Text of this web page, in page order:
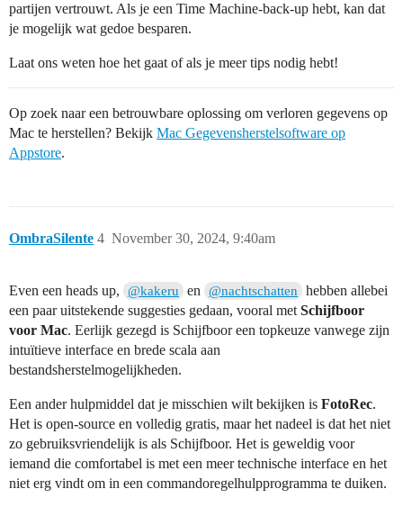
partijen vertrouwt. Als je een Time Machine-back-up hebt, kan dat
je mogelijk wat gedoe besparen.
Laat ons weten hoe het gaat of als je meer tips nodig hebt!
Op zoek naar een betrouwbare oplossing om verloren gegevens op
Mac te herstellen? Bekijk Mac Gegevensherstelsoftware op
Appstore.
OmbraSilente November 30, 2024, 9:40am
4
Even een heads up, @kakeru en @nachtschatten
hebben allebei
een paar uitstekende suggesties gedaan, vooral met Schijfboor
voor Mac. Eerlijk gezegd is Schijfboor een topkeuze vanwege zijn
intuïtieve interface en brede scala aan
bestandsherstelmogelijkheden.
Een ander hulpmiddel dat je misschien wilt bekijken is FotoRec.
Het is open-source en volledig gratis, maar het nadeel is dat het niet
zo gebruiksvriendelijk is als Schijfboor. Het is geweldig voor
iemand die comfortabel is met een meer technische interface en het
niet erg vindt om in een commandoregelhulpprogramma te duiken.